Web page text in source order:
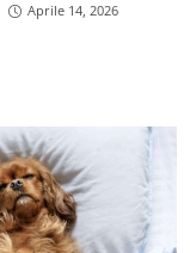
Aprile 14, 2026